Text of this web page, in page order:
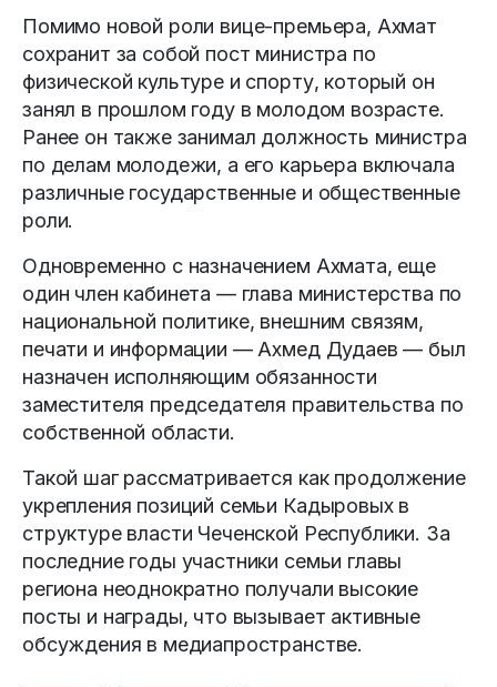
Помимо новой роли вице-премьера, Ахмат
сохранит за собой пост министра по
физической культуре и спорту, который он
занял в прошлом году в молодом возрасте.
Ранее он также занимал должность министра
по делам молодежи, а его карьера включала
различные государственные и общественные
роли.
Одновременно с назначением Ахмата, еще
один член кабинета — глава министерства по
национальной политике, внешним связям,
печати и информации — Ахмед Дудаев — был
назначен исполняющим обязанности
заместителя председателя правительства по
собственной области.
Такой шаг рассматривается как продолжение
укрепления позиций семьи Кадыровых в
структуре власти Чеченской Республики. За
последние годы участники семьи главы
региона неоднократно получали высокие
посты и награды, что вызывает активные
обсуждения в медиапространстве.